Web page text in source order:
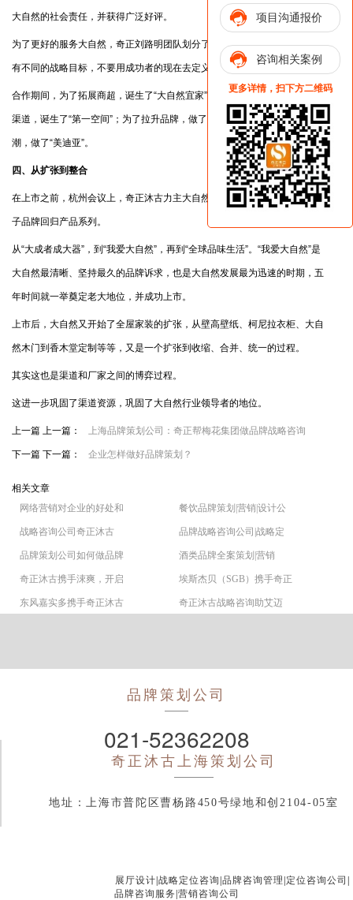
大自然的社会责任，并获得广泛好评。
为了更好的服务大自然，奇正刘路明团队划分了不同发展阶段，每个阶段都
有不同的战略目标，不要用成功者的现在去定义发展中的自己。
合作期间，为了拓展商超，诞生了“大自然宜家”；为了扩充强化地板、扩张
渠道，诞生了“第一空间”；为了拉升品牌，做了“德狮堡”；为了跟随巴洛克风
潮，做了“美迪亚”。
四、从扩张到整合
在上市之前，杭州会议上，奇正沐古力主大自然回归“主 品牌战略 ”，逐步将
子品牌回归产品系列。
从“大成者成大器”，到“我爱大自然”，再到“全球品味生活”。“我爱大自然”是
大自然最清晰、坚持最久的品牌诉求，也是大自然发展最为迅速的时期，五
年时间就一举奠定老大地位，并成功上市。
上市后，大自然又开始了全屋家装的扩张，从壁高壁纸、柯尼拉衣柜、大自
然木门到香木堂定制等等，又是一个扩张到收缩、合并、统一的过程。
其实这也是渠道和厂家之间的博弈过程。
这进一步巩固了渠道资源，巩固了大自然行业领导者的地位。
上一篇 上一篇： 上海品牌策划公司：奇正帮梅花集团做品牌战略咨询
下一篇 下一篇： 企业怎样做好品牌策划？
相关文章
网络营销对企业的好处和
餐饮品牌策划|营销|设计公
战略咨询公司奇正沐古 品牌战略咨询公司|战略定
品牌策划公司如何做品牌 酒类品牌全案策划|营销
奇正沐古携手涑爽，开启 埃斯杰贝（SGB）携手奇正
东风嘉实多携手奇正沐古 奇正沐古战略咨询助艾迈
奇正沐古上海策划公司
地址：上海市普陀区曹杨路450号绿地和创2104-05室
品牌策划公司
021-52362208
展厅设计 战略定位咨询 品牌咨询管理 定位咨询公司
品牌咨询服务 营销咨询公司
项目沟通报价
咨询相关案例
更多详情，扫下方二维码